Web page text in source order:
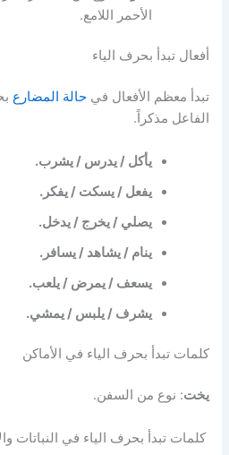
الأحمر اللامع.
أفعال تبدأ بحرف الياء
تبدأ معظم الأفعال فيحالة المضارع
الفاعل مذكراً.
يأكل / يدرس / يشرب.
يفعل / يسكت / يفكر.
يصلي / يخرج / يدخل.
ينام / يشاهد / يسافر.
يسعف / يمرض / يلعب.
يشرف / يلبس / يمشي.
كلمات تبدأ بحرف الياء في الأماكن
يخت: نوع من السفن.
كلمات تبدأ بحرف الياء في النباتات